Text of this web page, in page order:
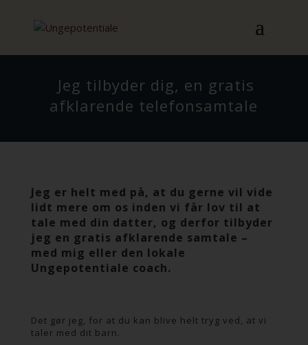
Jeg tilbyder dig, en gratis
afklarende telefonsamtale
Jeg er helt med på, at du gerne vil vide
lidt mere om os inden vi får lov til at
tale med din datter, og derfor tilbyder
jeg en gratis afklarende samtale –
med mig eller den lokale
Ungepotentiale coach.
Det gør jeg, for at du kan blive helt tryg ved, at vi
taler med dit barn.